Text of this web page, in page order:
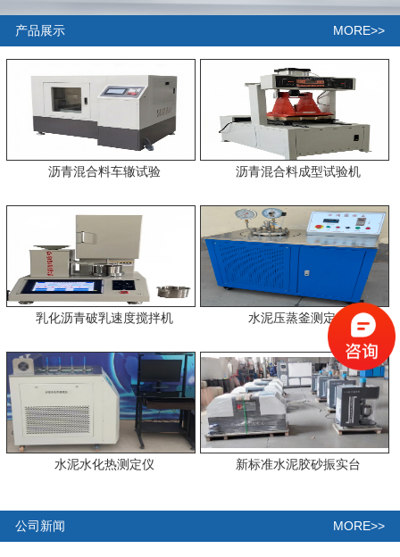
产品展示 MORE>>
沥青混合料车辙试验 沥青混合料成型试验机
乳化沥青破乳速度搅拌机 水泥压蒸釜测定仪
水泥水化热测定仪 新标准水泥胶砂振实台
公司新闻 MORE>>